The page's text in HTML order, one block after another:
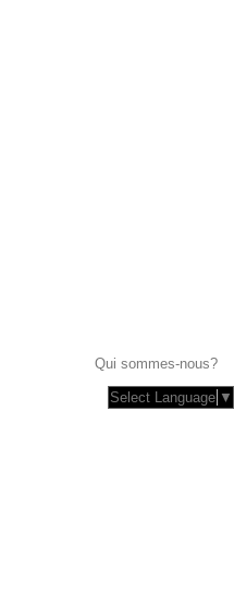
Qui sommes-nous?
Select Language ▼